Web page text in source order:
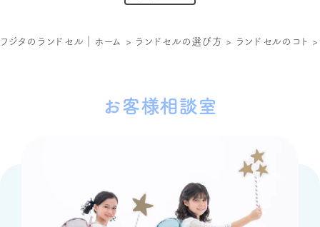
フジタのランドセル｜ホーム > ランドセルの選び方 > ランドセルのコト
お客様相談室